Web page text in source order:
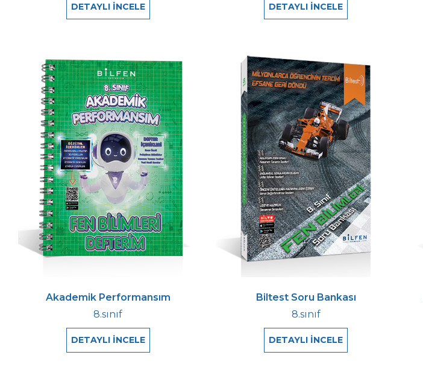
DETAYLI İNCELE DETAYLI İNCELE
Akademik Performansım
8.sınıf
DETAYLI İNCELE
Biltest Soru Bankası
8.sınıf
DETAYLI İNCELE